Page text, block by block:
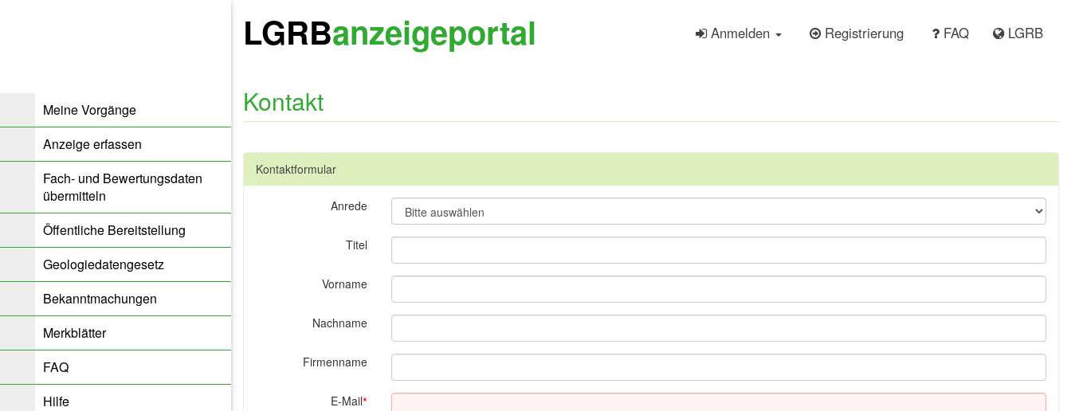
Meine Vorgänge
Anzeige erfassen
Fach- und Bewertungsdaten
übermitteln
Öffentliche Bereitstellung
Geologiedatengesetz
Bekanntmachungen
Merkblätter
FAQ
Hilfe
LGRBanzeigeportal Anmelden Registrierung FAQ LGRB
Kontakt
Kontaktformular
Anrede
Titel
Vorname
Nachname
Firmenname
E-Mail*